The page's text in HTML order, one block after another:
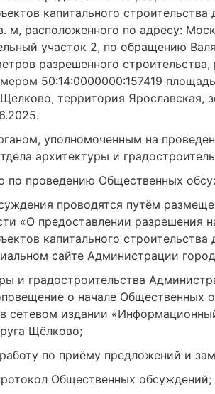
капитального
м, расположенного по адресу:
участок 2, по обращению
разрешенного
50:14:0000000:157419
территория Ярославская,
уполномоченным на
архитектуры и
по проведению Общественных
проводятся путём
«О предоставлении разрешения
капитального
сайте Администрации
и градостроительства
о начале Общественных
сетевом издании
Щёлково;
по приёму предложений и
Общественных обсуждений;